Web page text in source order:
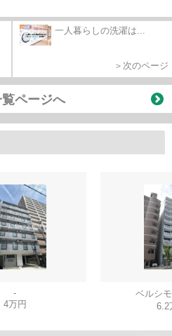
一人暮らしの洗濯は...
＞次のページ
ページへ
-
4万円
ベルシ
6.2